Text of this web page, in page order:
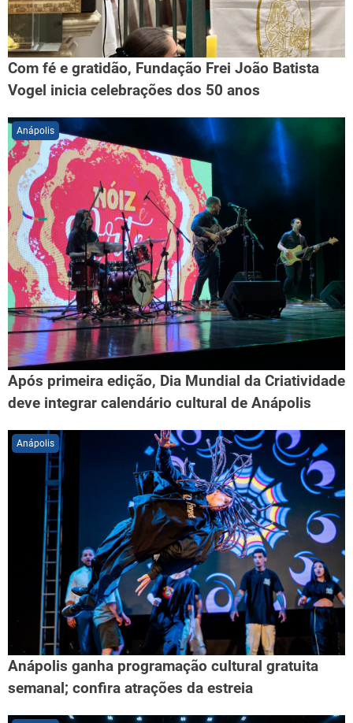
Com fé e gratidão, Fundação Frei João Batista
Vogel inicia celebrações dos 50 anos
Anápolis
Após primeira edição, Dia Mundial da Criatividade
deve integrar calendário cultural de Anápolis
Anápolis
Anápolis ganha programação cultural gratuita
semanal; confira atrações da estreia